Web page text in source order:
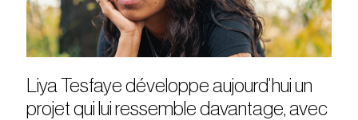
partenariats
privatisations
Liya Tesfaye développe aujourd’hui un
projet qui lui ressemble davantage, avec